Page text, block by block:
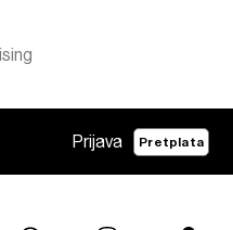
Prijava Pretplata